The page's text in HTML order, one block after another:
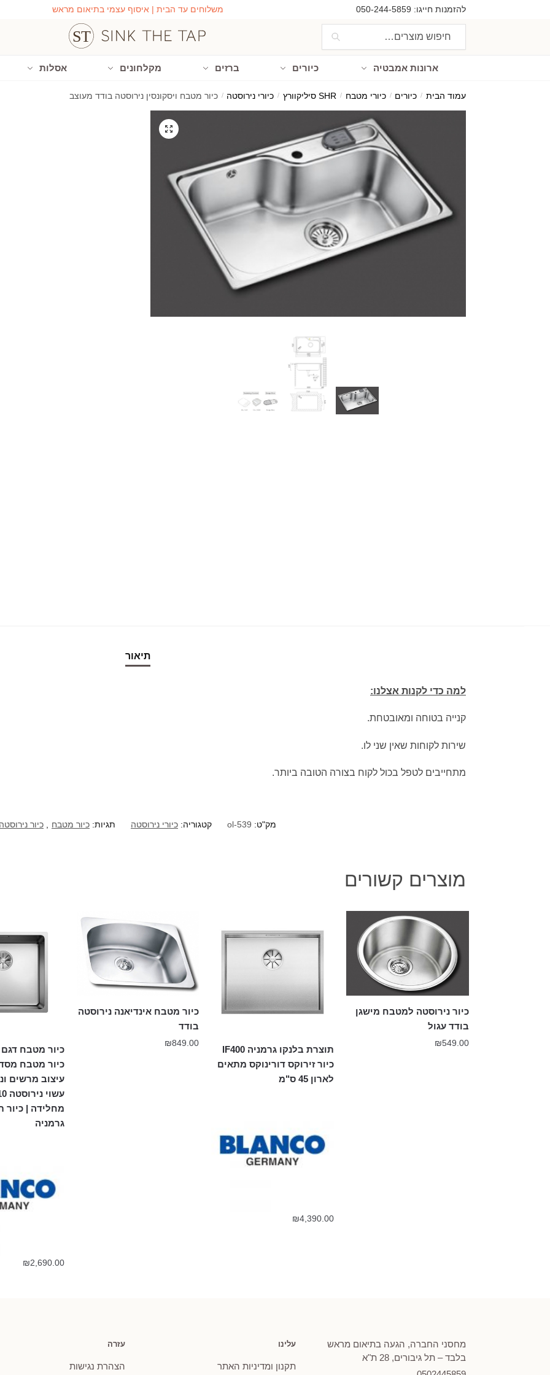
להזמנות חייגו: 050-244-5859 משלוחים עד הבית | איסוף עצמי בתיאום מראש
חיפוש
ארונות אמבטיה כיורים ברזים מקלחונים אסלות
עמוד הבית / כיורים / כיורי מטבח / SHR סיליקוורץ / כיורי נירוסטה / כיור מטבח ויסקונסין נירוסטה בודד מעוצב
תיאור
למה כדי לקנות אצלנו:
קנייה בטוחה ומאובטחת.
שירות לקוחות שאין שני לו.
מתחייבים לטפל בכול לקוח בצורה הטובה ביותר.
מק"ט: ol-539 קטגוריה: כיורי נירוסטה תגיות: כיור מטבח , כיור נירוסטה
מוצרים קשורים
כיור נירוסטה למטבח מישגן
בודד עגול
₪549.00
תוצרת בלנקו גרמניה IF400
כיור זירוקס דורינוקס מתאים
לארון 45 ס"מ
₪4,390.00
כיור מטבח אינדיאנה נירוסטה
בודד
₪849.00
כיור מטבח
עיצוב מרשים
מחלידה | כיור
גרמניה
₪2,690.00
מחסני החברה, הגעה בתיאום מראש
בלבד – תל גיבורים, 28 ת"א
עלינו
תקנון ומדיניות האתר
עזרה
הצהרת נגישות